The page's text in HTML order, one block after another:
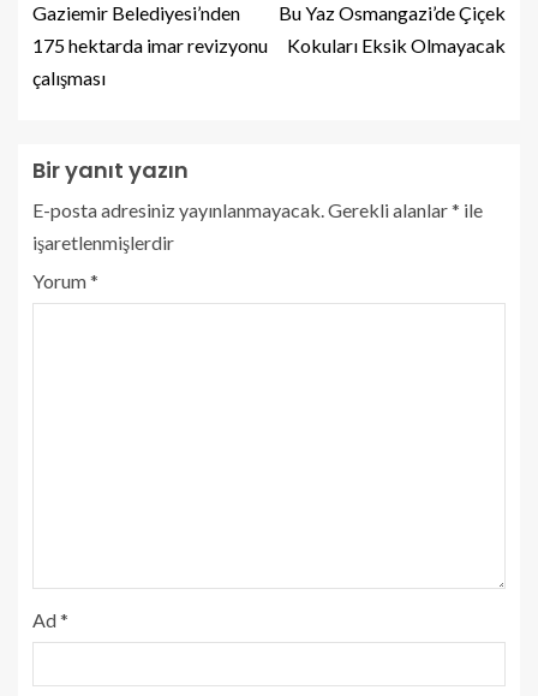
Gaziemir Belediyesi’nden
175 hektarda imar revizyonu
çalışması
Bu Yaz Osmangazi’de Çiçek
Kokuları Eksik Olmayacak
Bir yanıt yazın
E-posta adresiniz yayınlanmayacak.Gerekli alanlar* ile
işaretlenmişlerdir
Yorum*
Ad*